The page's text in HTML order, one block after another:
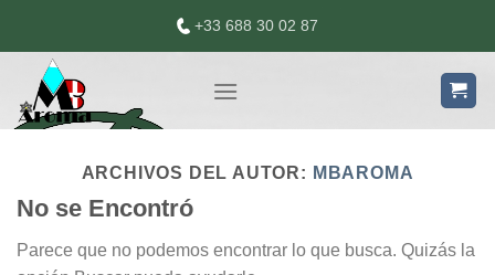
content
+33 688 30 02 87
ARCHIVOS DEL AUTOR: MBAROMA
No se Encontró
Parece que no podemos encontrar lo que busca. Quizás la